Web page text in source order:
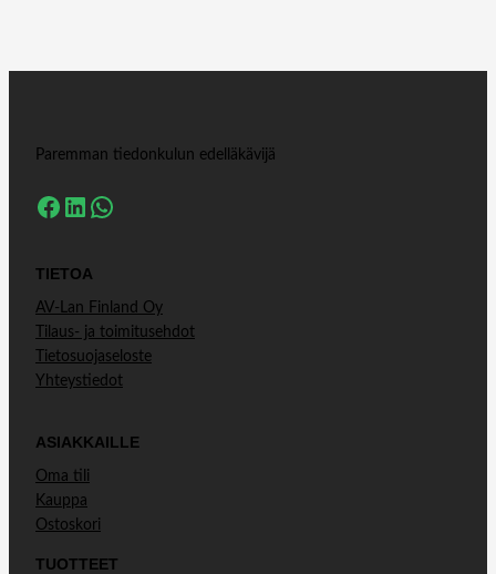
Paremman tiedonkulun edelläkävijä
Facebook LinkedIn WhatsApp
TIETOA
AV-Lan Finland Oy
Tilaus- ja toimitusehdot
Tietosuojaseloste
Yhteystiedot
ASIAKKAILLE
Oma tili
Kauppa
Ostoskori
TUOTTEET